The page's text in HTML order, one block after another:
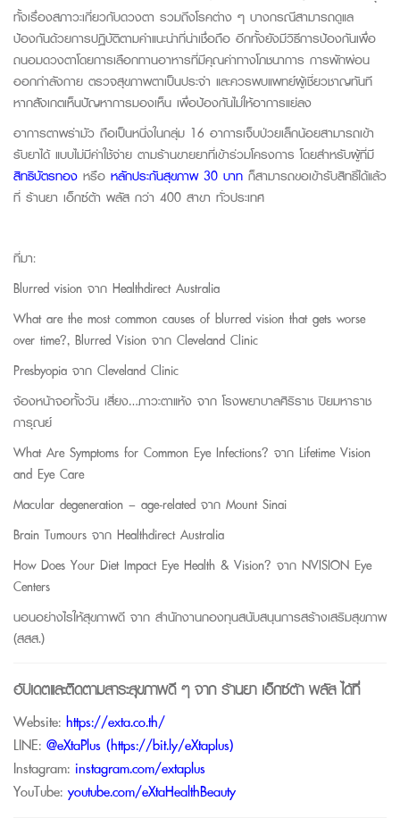
ทั้งเรื่องสภาวะเกี่ยวกับดวงตา รวมถึงโรคต่าง ๆ บางกรณีสามารถดูแล
ป้องกันด้วยการปฏิบัติตามคำแนะนำที่น่าเชื่อถือ อีกทั้งยังมีวิธีการป้องกันเพื่อ
ถนอมดวงตาโดยการเลือกทานอาหารที่มีคุณค่าทางโภชนาการ การพักผ่อน
ออกกำลังกาย ตรวจสุขภาพตาเป็นประจำ และควรพบแพทย์ผู้เชี่ยวชาญทันที
หากสังเกตเห็นปัญหาการมองเห็น เพื่อป้องกันไม่ให้อาการแย่ลง
อาการตาพร่ามัว ถือเป็นหนึ่งในกลุ่ม 16 อาการเจ็บป่วยเล็กน้อยสามารถเข้า
รับยาได้ แบบไม่มีค่าใช้จ่าย ตามร้านขายยาที่เข้าร่วมโครงการ โดยสำหรับผู้ที่มี
สิทธิบัตรทอง หรือ หลักประกันสุขภาพ 30 บาท ก็สามารถขอเข้ารับสิทธิ์ได้แล้ว
ที่ ร้านยา เอ็กซ์ต้า พลัส กว่า 400 สาขา ทั่วประเทศ
ที่มา:
Blurred vision จาก Healthdirect Australia
What are the most common causes of blurred vision that gets worse
over time?, Blurred Vision จาก Cleveland Clinic
Presbyopia จาก Cleveland Clinic
จ้องหน้าจอทั้งวัน เสี่ยง…ภาวะตาแห้ง จากโรงพยาบาลศิริราช ปิยมหาราช
การุณย์
What Are Symptoms for Common Eye Infections? จาก Lifetime Vision
and Eye Care
Macular degeneration – age-related จาก Mount Sinai
Brain Tumours จาก Healthdirect Australia
How Does Your Diet Impact Eye Health & Vision? จาก NVISION Eye
Centers
นอนอย่างไรให้สุขภาพดี จาก สำนักงานกองทุนสนับสนุนการสร้างเสริมสุขภาพ
(สสส.)
อัปเดตและติดตามสาระสุขภาพดี ๆ จากร้านยา เอ็กซ์ต้า พลัสได้ที่
Website: https://exta.co.th/
LINE: @eXtaPlus (https://bit.ly/eXtaplus)
Instagram: instagram.com/extaplus
YouTube: youtube.com/eXtaHealthBeauty